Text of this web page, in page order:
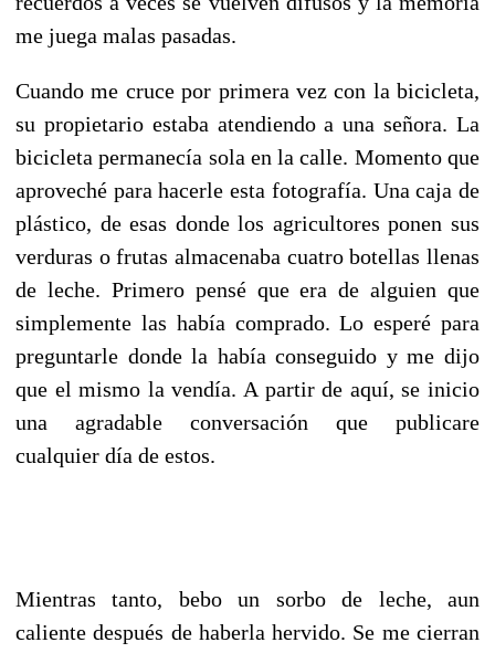
me juega malas pasadas.
Cuando me cruce por primera vez con la bicicleta,
su propietario estaba atendiendo a una señora. La
bicicleta permanecía sola en la calle. Momento que
aproveché para hacerle esta fotografía. Una caja de
plástico, de esas donde los agricultores ponen sus
verduras o frutas almacenaba cuatro botellas llenas
de leche. Primero pensé que era de alguien que
simplemente las había comprado. Lo esperé para
preguntarle donde la había conseguido y me dijo
que el mismo la vendía. A partir de aquí, se inicio
una agradable conversación que publicare
cualquier día de estos.
Mientras tanto, bebo un sorbo de leche, aun
caliente después de haberla hervido. Se me cierran